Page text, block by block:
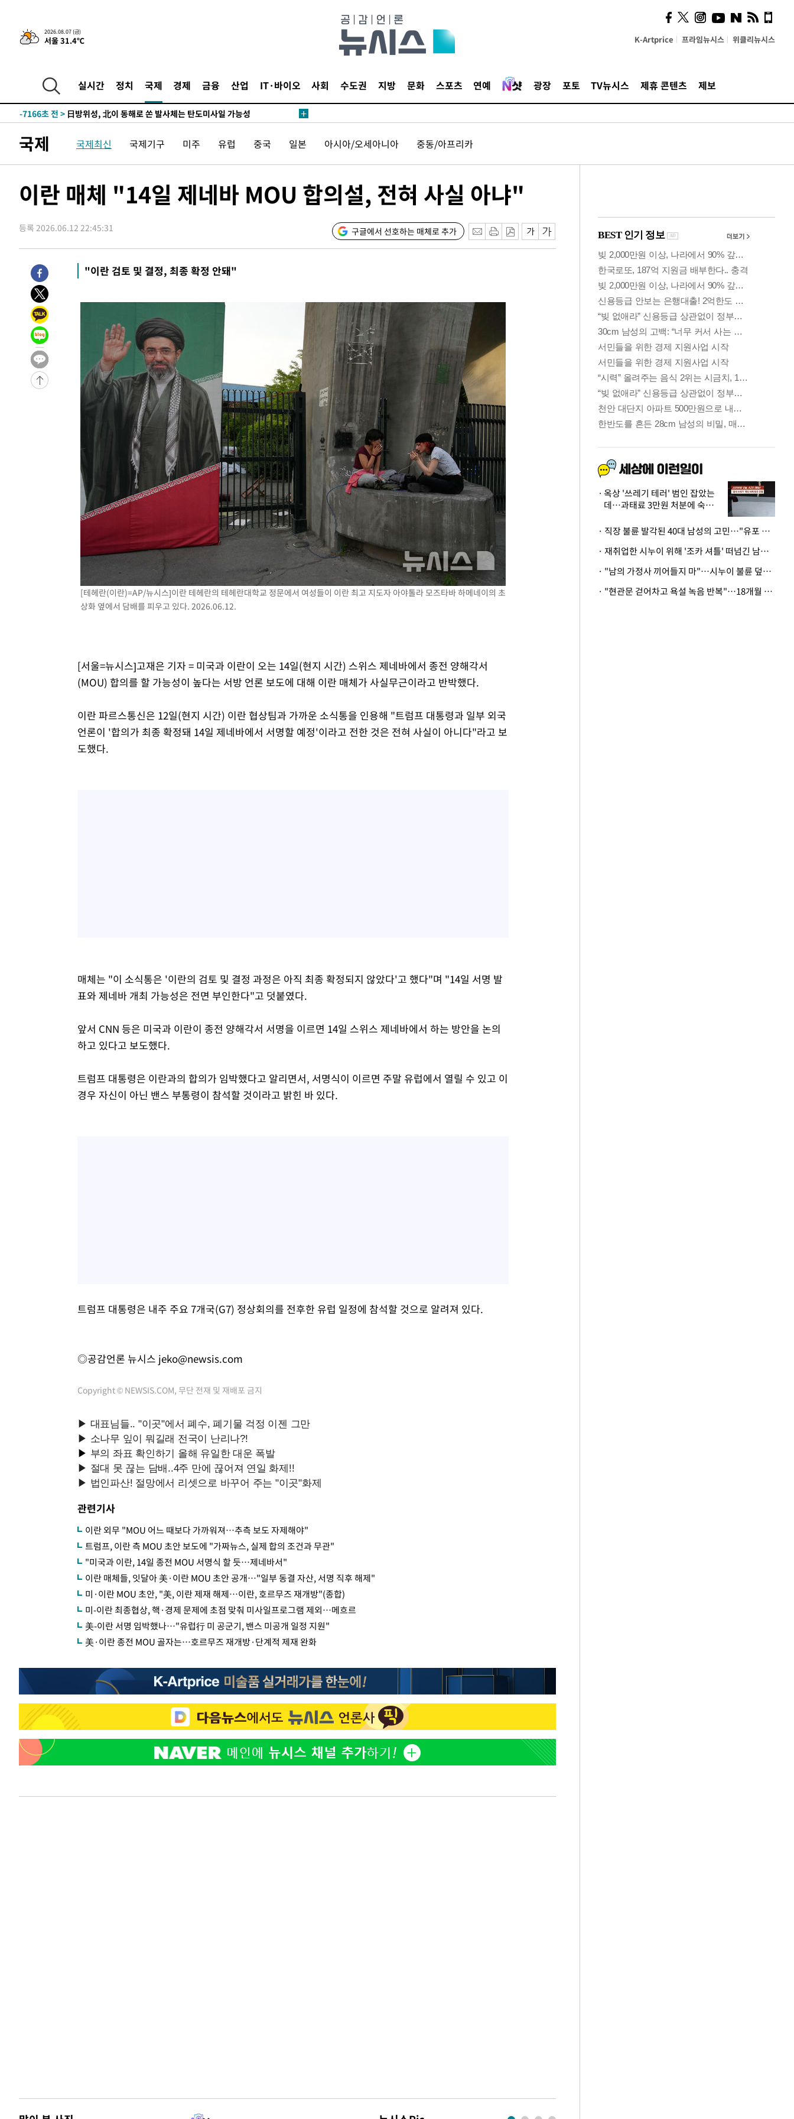
2026.08.07 (금)
서울 31.4℃ K-Artprice 프라임뉴시스 위클리뉴시스
실시간 정치 국제 경제 금융 산업 IT·바이오 사회 수도권 지방 문화 스포츠 연예 광장 포토 TV뉴시스 제휴 콘텐츠 제보
-24908초 전 >'월드컵 탈락 후폭풍' 축구협회…11시간 걸린 초유의 압수수색(종
합)
-24344초 전 >[속보] 뉴욕증시, 혼조 출발…나스닥 0.3%↓, 다우 0.14%↑
-21822초 전 >
경찰, '홍명보는 2순위' 결론냈던 스포츠윤리센터도 압수수색
-7418초 전 >
-7166초 전 > 日방위성, 北이 동해로 쏜 발사체는 탄도미사일 가능성
-5002초 전 >
[속보]합참 "북, 동해상으로 미상 발사체 발사"
-4398초 전 >'낮 최고 39도' 불볕더위…한밤 열대야도 계속[내일날씨]
-4019초 전 >
"韓 외환시장 개입 관측 배경엔 美의 대한국 무역적자 있어"
-3686초 전 >서울 낮 37.9도, 올여름 최고치 경신…영등포 순간 '40도'
-3248초 전 >[속보]종합특검, 대검 추가 압수수색…내란 중요임무종사 혐의
10분 전 >
[속보]코스닥, 800p 회복…0.26% 오른 801.67 마감
12분 전 >
[속보]코스피, 301.88포인트(4.58%) 내린 6296.38 마감
14분 전 >
54분 전 >
"여기 떨어졌다"…다누리, 스페이스X 로켓 달 충돌 흔적 포착
1시간 전 >
손흥민, 5경기 연속골 실패…LAFC는 승부차기 끝 과달라하라 격파
3시간 전 >
내일까지 39도 '펄펄'…기상청 "태풍 지나며 폭염 잠시 꺾인다"
-24908초 전 >
'월드컵 탈락 후폭풍' 축구협회…11시간 걸린 초유의 압수수색(종
-24344초 전 >
[속보] 뉴욕증시, 혼조 출발…나스닥 0.3%↓, 다우 0.14%↑
축구협회, 15년 전 심판 성 접대 파문에 "현재는 내부 지침 준수"
경찰, '홍명보는 2순위' 결론냈던 스포츠윤리센터도 압수수색
[속보]합참 "北 발사체는 단거리탄도미사일…감시·경계태세 강화"
日방위성, 北이 동해로 쏜 발사체는 탄도미사일 가능성
[속보] SKT, 에이닷 서비스 장애 발생…"원인 파악 중"
[속보]합참 "북, 동해상으로 미상 발사체 발사"
'낮 최고 39도' 불볕더위…한밤 열대야도 계속[내일날씨]
[속보]7~9일 프로야구 3연전도 폭염 취소…11일 재개
"韓 외환시장 개입 관측 배경엔 美의 대한국 무역적자 있어"
'월드컵 탈락 후폭풍' 축구협회…초유의 압수수색에 '충격·당황'
서울 낮 37.9도, 올여름 최고치 경신…영등포 순간 '40도'
[속보]종합특검, 대검 추가 압수수색…내란 중요임무종사 혐의
[속보]코스닥, 800p 회복…0.26% 오른 801.67 마감
[속보]코스피, 301.88포인트(4.58%) 내린 6296.38 마감
손흥민, 5경기 연속골 실패…LAFC는 승부차기 끝 과달라하라 격파
내일까지 39도 '펄펄'…기상청 "태풍 지나며 폭염 잠시 꺾인다"
국제 국제최신 국제기구 미주 유럽 중국 일본 아시아/오세아니아 중동/아프리카
이란 매체 "14일 제네바 MOU 합의설, 전혀 사실 아냐"
등록 2026.06.12 22:45:31 구글에서 선호하는 매체로 추가
"이란 검토 및 결정, 최종 확정 안돼"
[테헤란(이란)=AP/뉴시스]이란 테헤란의 테헤란대학교 정문에서 여성들이 이란 최고 지도자 아야톨라 모즈타바 하메네이의 초
상화 옆에서 담배를 피우고 있다. 2026.06.12.
[서울=뉴시스]고재은 기자 = 미국과 이란이 오는 14일(현지 시간) 스위스 제네바에서 종전 양해각서
(MOU) 합의를 할 가능성이 높다는 서방 언론 보도에 대해 이란 매체가 사실무근이라고 반박했다.
이란 파르스통신은 12일(현지 시간) 이란 협상팀과 가까운 소식통을 인용해 "트럼프 대통령과 일부 외국
언론이 '합의가 최종 확정돼 14일 제네바에서 서명할 예정'이라고 전한 것은 전혀 사실이 아니다"라고 보
도했다.
매체는 "이 소식통은 '이란의 검토 및 결정 과정은 아직 최종 확정되지 않았다'고 했다"며 "14일 서명 발
표와 제네바 개최 가능성은 전면 부인한다"고 덧붙였다.
앞서 CNN 등은 미국과 이란이 종전 양해각서 서명을 이르면 14일 스위스 제네바에서 하는 방안을 논의
하고 있다고 보도했다.
트럼프 대통령은 이란과의 합의가 임박했다고 알리면서, 서명식이 이르면 주말 유럽에서 열릴 수 있고 이
경우 자신이 아닌 밴스 부통령이 참석할 것이라고 밝힌 바 있다.
트럼프 대통령은 내주 주요 7개국(G7) 정상회의를 전후한 유럽 일정에 참석할 것으로 알려져 있다.
◎공감언론 뉴시스 jeko@newsis.com
Copyright © NEWSIS.COM, 무단 전재 및 재배포 금지
관련기사
이란 외무 "MOU 어느 때보다 가까워져…추측 보도 자제해야"
트럼프, 이란 측 MOU 초안 보도에 "가짜뉴스, 실제 합의 조건과 무관"
"미국과 이란, 14일 종전 MOU 서명식 할 듯…제네바서"
이란 매체들, 잇달아 美·이란 MOU 초안 공개…"일부 동결 자산, 서명 직후 해제"
미·이란 MOU 초안, "美, 이란 제재 해제…이란, 호르무즈 재개방"(종합)
미-이란 최종협상, 핵·경제 문제에 초점 맞춰 미사일프로그램 제외…메흐르
美-이란 서명 임박했나…"유럽行 미 공군기, 밴스 미공개 일정 지원"
美·이란 종전 MOU 골자는…호르무즈 재개방·단계적 제재 완화
의견, 국토부·LH에 충실히
전달할 것"
옥상 '쓰레기 테러' 범인 잡았는
데…과태료 3만원 처분에 숙박업
· 직장 불륜 발각된 40대 남성의 고민…"유포 동료 명예훼손·협박죄 고소 가능할까"
· 재취업한 시누이 위해 '조카 셔틀' 떠넘긴 남편…아내 "난 못한다"
· "남의 가정사 끼어들지 마"…시누이 불륜 덮으려는 남편에 억울한 아내
· "현관문 걷어차고 욕설 녹음 반복"…18개월 아기 키우는 집 뒤흔든 '앞집의 비극'